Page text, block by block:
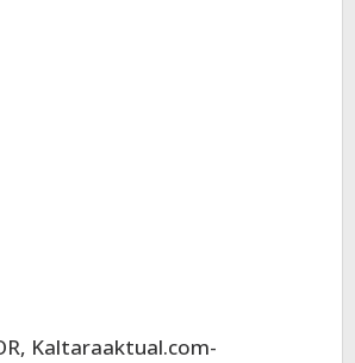
Kaltaraaktual.com-